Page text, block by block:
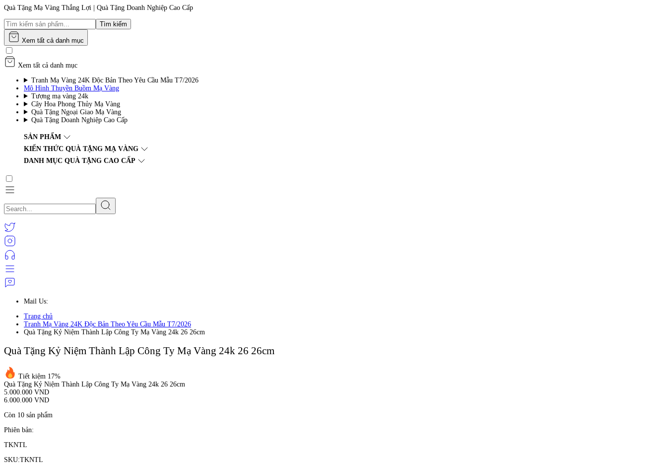
Quà Tặng Mạ Vàng Thắng Lợi | Quà Tặng Doanh Nghiệp Cao Cấp
Tìm kiếm
Xem tất cả danh mục
Xem tất cả danh mục
Tranh Mạ Vàng 24K Độc Bản Theo Yêu Cầu Mẫu T7/2026
Mô Hình Thuyền Buồm Mạ Vàng
Tượng mạ vàng 24k
Cây Hoa Phong Thủy Mạ Vàng
Quà Tặng Ngoại Giao Mạ Vàng
Quà Tặng Doanh Nghiệp Cao Cấp
SẢN PHẨM
KIẾN THỨC QUÀ TẶNG MẠ VÀNG
DANH MỤC QUÀ TẶNG CAO CẤP
Mail Us:
Trang chủ
Tranh Mạ Vàng 24K Độc Bản Theo Yêu Cầu Mẫu T7/2026
Quà Tặng Kỷ Niệm Thành Lập Công Ty Mạ Vàng 24k 26 26cm
Quà Tặng Kỷ Niệm Thành Lập Công Ty Mạ Vàng 24k 26 26cm
Tiết kiệm 17%
Quà Tặng Kỷ Niệm Thành Lập Công Ty Mạ Vàng 24k 26 26cm
5.000.000 VND
6.000.000 VND
Còn 10 sản phẩm
Phiên bản:
TKNTL
SKU:TKNTL